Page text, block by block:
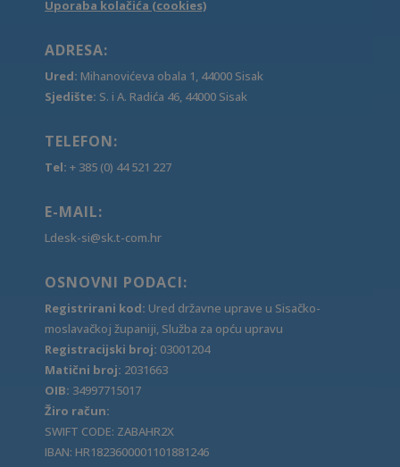
Uporaba kolačića (cookies)
ADRESA:
Ured: Mihanovićeva obala 1, 44000 Sisak
Sjedište: S. i A. Radića 46, 44000 Sisak
TELEFON:
Tel: + 385 (0) 44 521 227
E-MAIL:
Ldesk-si@sk.t-com.hr
OSNOVNI PODACI:
Registrirani kod: Ured državne uprave u Sisačko-
moslavačkoj županiji, Služba za opću upravu
Registracijski broj: 03001204
Matični broj: 2031663
OIB: 34997715017
Žiro račun:
SWIFT CODE: ZABAHR2X
IBAN: HR1823600001101881246